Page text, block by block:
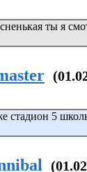
ты я
стадион 5